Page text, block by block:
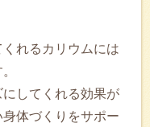
れるカリウムには
してくれる効果が
体づくりをサポー